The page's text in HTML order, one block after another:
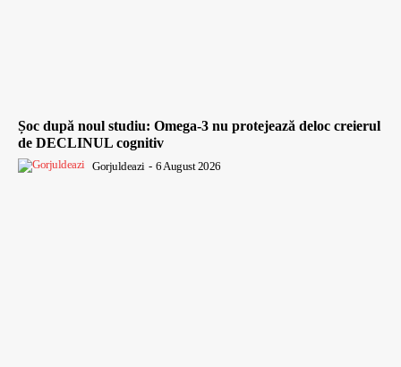
Șoc după noul studiu: Omega-3 nu protejează deloc creierul
de DECLINUL cognitiv
Gorjuldeazi - 6 August 2026